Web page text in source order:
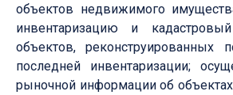
объектов недвижимого
инвентаризацию и
объектов, реконструированных
последней инвентаризации;
рыночной информации об